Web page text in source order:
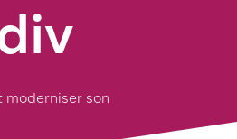
moderniser son